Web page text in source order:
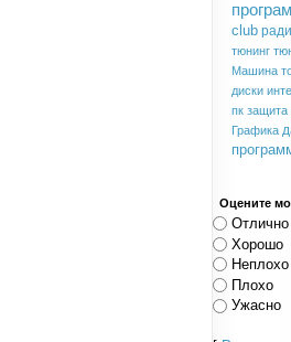
club
тюнинг
Машина
диски
пк защита
Графика
Оцените
Отлично
Хорошо
Неплохо
Плохо
Ужасно